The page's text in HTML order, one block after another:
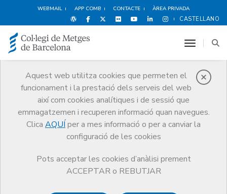
WEBMAIL APP COMB CONTACTE ÀREA PRIVADA
CASTELLANO
Aquest web utilitza cookies que permeten el
funcionament i la prestació dels serveis del web
així com cookies analítiques i de sessió que
emmagatzemen i recuperen informació quan navegues.
Clica AQUÍ per a mes informació o per a canviar la
configuració de les cookies
Pots acceptar les cookies d’anàlisi prement
ACCEPTAR o REBUTJAR
toggle
Notícies
Comunicació
Notícies
El dia a dia d'una metgessa de família triomfa a les xarxes en un vídeo
de TV3